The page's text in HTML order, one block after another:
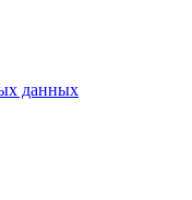
данных